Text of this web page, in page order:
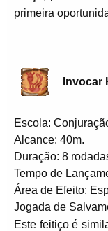
primeira
Invocar
Escola:
Alcance: 40m.
Duração: 8
Tempo de
Área de Efeito:
Jogada de
Este feitiço é